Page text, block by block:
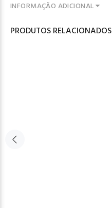
INFORMAÇÃO ADICIONAL
PRODUTOS RELACIONADOS